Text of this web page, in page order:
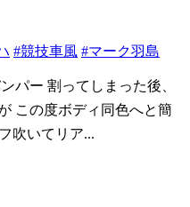
#競技車風 #マーク羽島
パー 割ってしまった後、
この度ボディ同色へと簡
吹いてリア...